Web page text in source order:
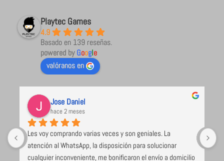
Playtec Games
4.9
Basado en 139 reseñas.
powered byGoogle
valóranos en
Jose Daniel
hace 2 meses
Les voy comprando varias veces y son geniales. La
atención al WhatsApp, la disposición para solucionar
cualquier inconveniente, me bonificaron el envío a domicilio